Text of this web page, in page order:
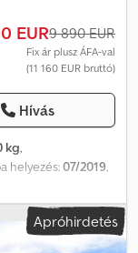
EUR9 890 EUR
Fix ár plusz ÁFA-val
(11 160 EUR bruttó)
Hívás
kg,
helyezés:07/2019,
SAF tengelyek
helyezés:
· Hasznos
22,5 · Megjegyzés:
Apróhirdetés